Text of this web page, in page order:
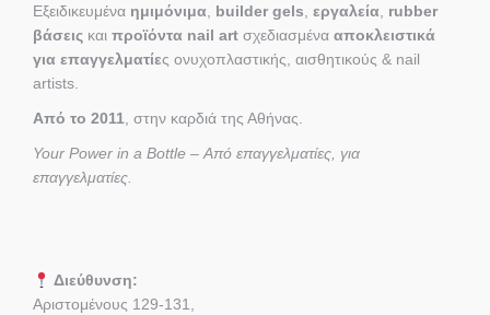
Εξειδικευμένα ημιμόνιμα, builder gels, εργαλεία, rubber
βάσεις και προϊόντα nail art σχεδιασμένα αποκλειστικά
για επαγγελματίες ονυχοπλαστικής, αισθητικούς & nail
artists.
Από το 2011, στην καρδιά της Αθήνας.
Your Power in a Bottle – Από επαγγελματίες, για
επαγγελματίες.
Διεύθυνση:
Αριστομένους 129-131,